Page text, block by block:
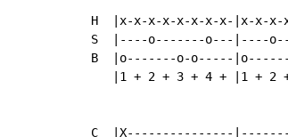
H  |x-x-x-x-x-x-x-x-|x-x-
S  |----o-------o---|----
B  |o-------o-o-----
|1 + 2 + 3 + 4 + |1 + 2
C  |X---------------